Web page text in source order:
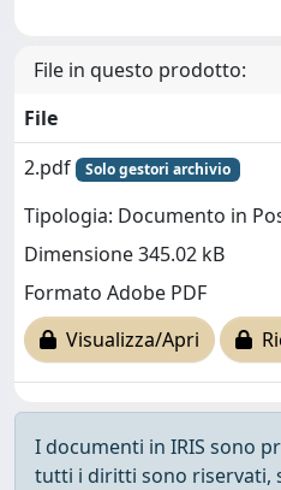
File in questo prodotto:
File
2.pdf
Solo gestori archivio
Tipologia: Documento in
Dimensione 345.02 kB
Formato Adobe PDF
Visualizza/Apri
I documenti in IRIS sono
tutti i diritti sono riservati,